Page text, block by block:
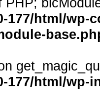
177/html/
177/html/